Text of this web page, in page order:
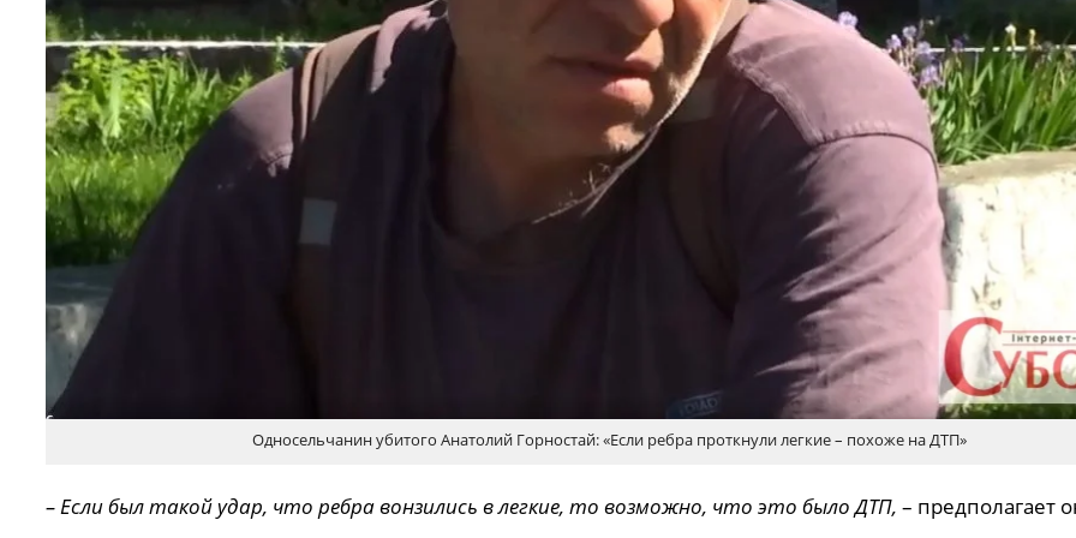
Односельчанин убитого Анатолий Горностай: «Если ребра проткнули легкие – похоже на ДТП»
– Если был такой удар, что ребра вонзились в легкие, то возможно, что это было ДТП, – предполагает